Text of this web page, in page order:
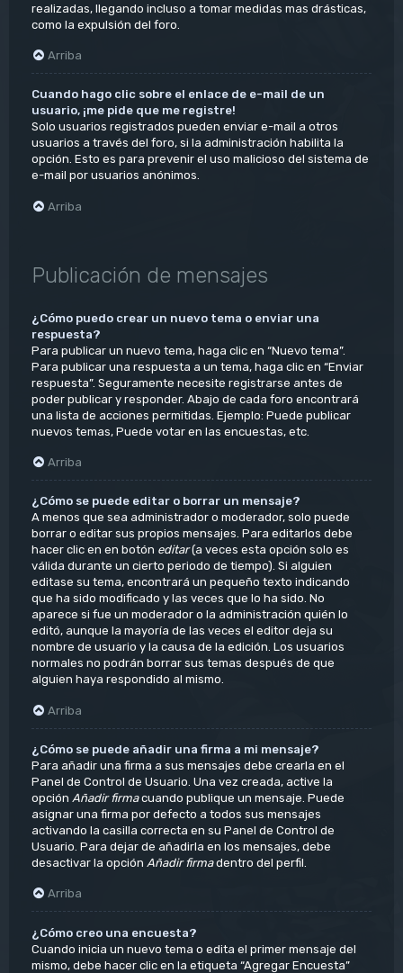
realizadas, llegando incluso a tomar medidas mas drásticas,
como la expulsión del foro.
Arriba
Cuando hago clic sobre el enlace de e-mail de un
usuario, ¡me pide que me registre!
Solo usuarios registrados pueden enviar e-mail a otros
usuarios a través del foro, si la administración habilita la
opción. Esto es para prevenir el uso malicioso del sistema de
e-mail por usuarios anónimos.
Arriba
Publicación de mensajes
¿Cómo puedo crear un nuevo tema o enviar una
respuesta?
Para publicar un nuevo tema, haga clic en “Nuevo tema”.
Para publicar una respuesta a un tema, haga clic en “Enviar
respuesta”. Seguramente necesite registrarse antes de
poder publicar y responder. Abajo de cada foro encontrará
una lista de acciones permitidas. Ejemplo: Puede publicar
nuevos temas, Puede votar en las encuestas, etc.
Arriba
¿Cómo se puede editar o borrar un mensaje?
A menos que sea administrador o moderador, solo puede
borrar o editar sus propios mensajes. Para editarlos debe
hacer clic en en botón editar(a veces esta opción solo es
válida durante un cierto periodo de tiempo). Si alguien
editase su tema, encontrará un pequeño texto indicando
que ha sido modificado y las veces que lo ha sido. No
aparece si fue un moderador o la administración quién lo
editó, aunque la mayoría de las veces el editor deja su
nombre de usuario y la causa de la edición. Los usuarios
normales no podrán borrar sus temas después de que
alguien haya respondido al mismo.
Arriba
¿Cómo se puede añadir una firma a mi mensaje?
Para añadir una firma a sus mensajes debe crearla en el
Panel de Control de Usuario. Una vez creada, active la
opción Añadir firmacuando publique un mensaje. Puede
asignar una firma por defecto a todos sus mensajes
activando la casilla correcta en su Panel de Control de
Usuario. Para dejar de añadirla en los mensajes, debe
desactivar la opción Añadir firmadentro del perfil.
Arriba
¿Cómo creo una encuesta?
Cuando inicia un nuevo tema o edita el primer mensaje del
mismo, debe hacer clic en la etiqueta “Agregar Encuesta”